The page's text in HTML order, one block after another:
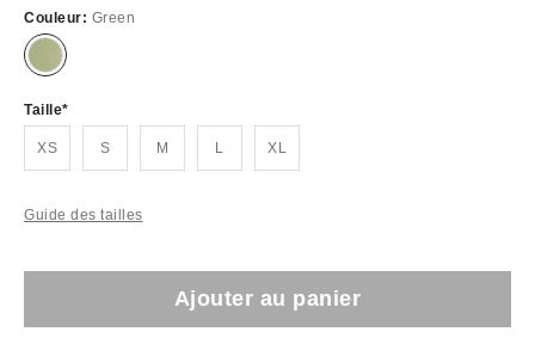
Couleur: Green
Taille
XS S M L XL
Guide des tailles
Ajouter au panier